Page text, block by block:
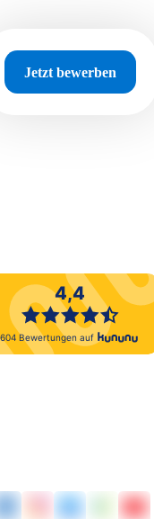
Jetzt bewerben